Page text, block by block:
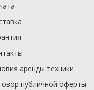
аренды техники
публичной оферты